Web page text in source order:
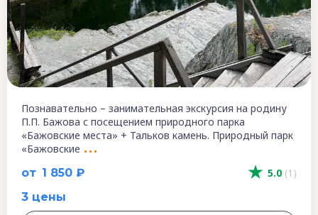
5.0 (1)
от 1 850 ₽
Познавательно – занимательная экскурсия на родину
П.П. Бажова с посещением природного парка
«Бажовские места» + Тальков камень. Природный парк
«Бажовские
3 цены